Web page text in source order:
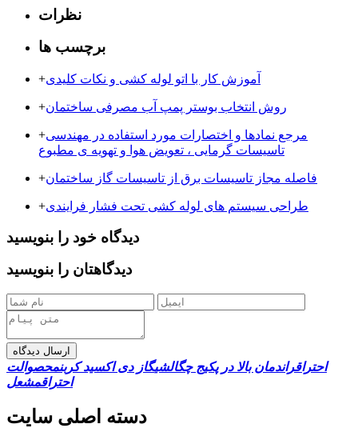
نظرات
برچسب ها
+آموزش کار با اتو لوله کشی و نکات کلیدی
+روش انتخاب بوستر پمپ آب مصرفی ساختمان
+مرجع نمادها و اختصارات مورد استفاده در مهندسی
تاسیسات گرمایی ، تعویض هوا و تهویه ی مطبوع
+فاصله مجاز تاسیسات برق از تاسیسات گاز ساختمان
+طراحی سیستم های لوله کشی تحت فشار فرایندی
دیدگاه خود را بنویسید
دیدگاهتان را بنویسید
ارسال دیدگاه
احتراقراندمان بالا در پکیج چگالشیگاز دی اکسید کربنمحصوالت
احتراقمشعل
دسته اصلی سایت